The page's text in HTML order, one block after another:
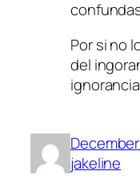
Por si no
del
jakeline